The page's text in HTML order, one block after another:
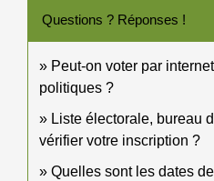
Questions ? Réponses !
Peut-on voter par
politiques ?
Liste électorale, bureau
vérifier votre inscription ?
Quelles sont les dates